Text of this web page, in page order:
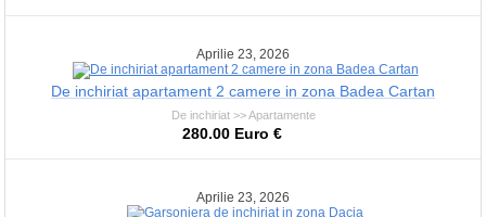
Aprilie 23, 2026
De inchiriat apartament 2 camere in zona Badea Cartan
De inchiriat >> Apartamente
280.00 Euro €
Aprilie 23, 2026